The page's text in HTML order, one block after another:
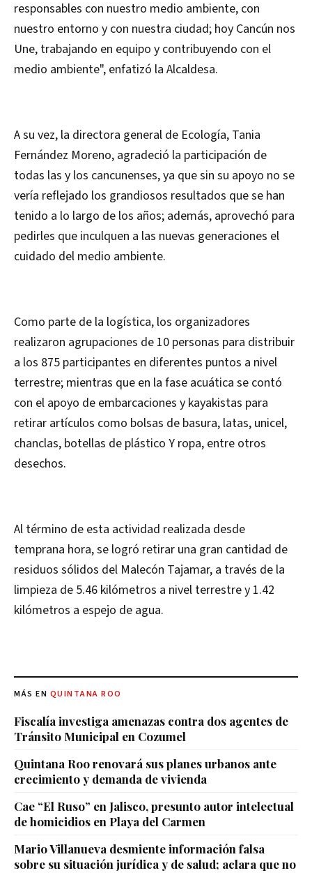
responsables con nuestro medio ambiente, con
nuestro entorno y con nuestra ciudad; hoy Cancún nos
Une, trabajando en equipo y contribuyendo con el
medio ambiente", enfatizó la Alcaldesa.
A su vez, la directora general de Ecología, Tania
Fernández Moreno, agradeció la participación de
todas las y los cancunenses, ya que sin su apoyo no se
vería reflejado los grandiosos resultados que se han
tenido a lo largo de los años; además, aprovechó para
pedirles que inculquen a las nuevas generaciones el
cuidado del medio ambiente.
Como parte de la logística, los organizadores
realizaron agrupaciones de 10 personas para distribuir
a los 875 participantes en diferentes puntos a nivel
terrestre; mientras que en la fase acuática se contó
con el apoyo de embarcaciones y kayakistas para
retirar artículos como bolsas de basura, latas, unicel,
chanclas, botellas de plástico Y ropa, entre otros
desechos.
Al término de esta actividad realizada desde
temprana hora, se logró retirar una gran cantidad de
residuos sólidos del Malecón Tajamar, a través de la
limpieza de 5.46 kilómetros a nivel terrestre y 1.42
kilómetros a espejo de agua.
MÁS EN QUINTANA ROO
Fiscalía investiga amenazas contra dos agentes de
Tránsito Municipal en Cozumel
Quintana Roo renovará sus planes urbanos ante
crecimiento y demanda de vivienda
Cae “El Ruso” en Jalisco, presunto autor intelectual
de homicidios en Playa del Carmen
Mario Villanueva desmiente información falsa
sobre su situación jurídica y de salud; aclara que no